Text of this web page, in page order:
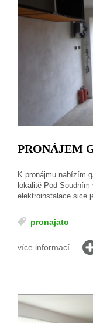
PRONÁJEM
K pronájmu nabízím
lokalitě Pod
elektroinstalace sice
pronajato
více informací...